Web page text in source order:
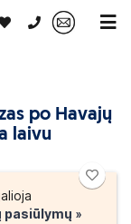
0 700 11007
po Havajų
laivu
»